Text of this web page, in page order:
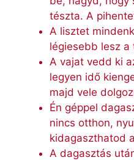
tészta. A
A lisztet
légiesebb lesz a
A vajat vedd ki
legyen idő
majd vele
Én géppel
nincs otthon,
kidagaszthatod
A dagasztás